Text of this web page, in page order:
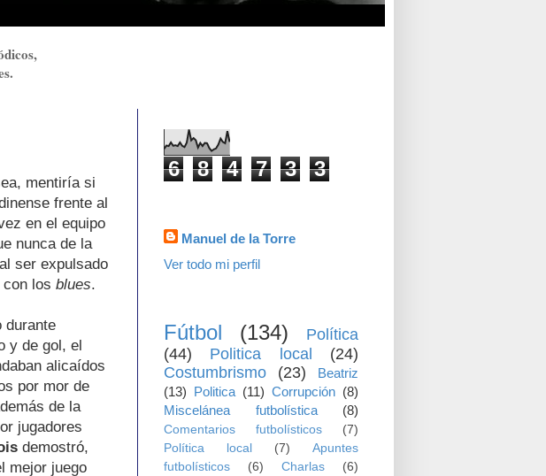
mentiría si
frente al
en el equipo
nunca de la
ser expulsado
los blues.
durante
y de gol, el
alicaídos
por mor de
de la
jugadores
demostró,
mejor juego
6 8 4 7 3 3
Manuel de la Torre
Ver todo mi perfil
Fútbol (134)
Política
(44)
Politica local
(24)
Costumbrismo
(23)
Beatriz
(13) Politica (11) Corrupción (8)
Miscelánea futbolística
(8)
Comentarios futbolísticos
(7)
Política local
(7)
Apuntes
futbolísticos
(6) Charlas
(6)